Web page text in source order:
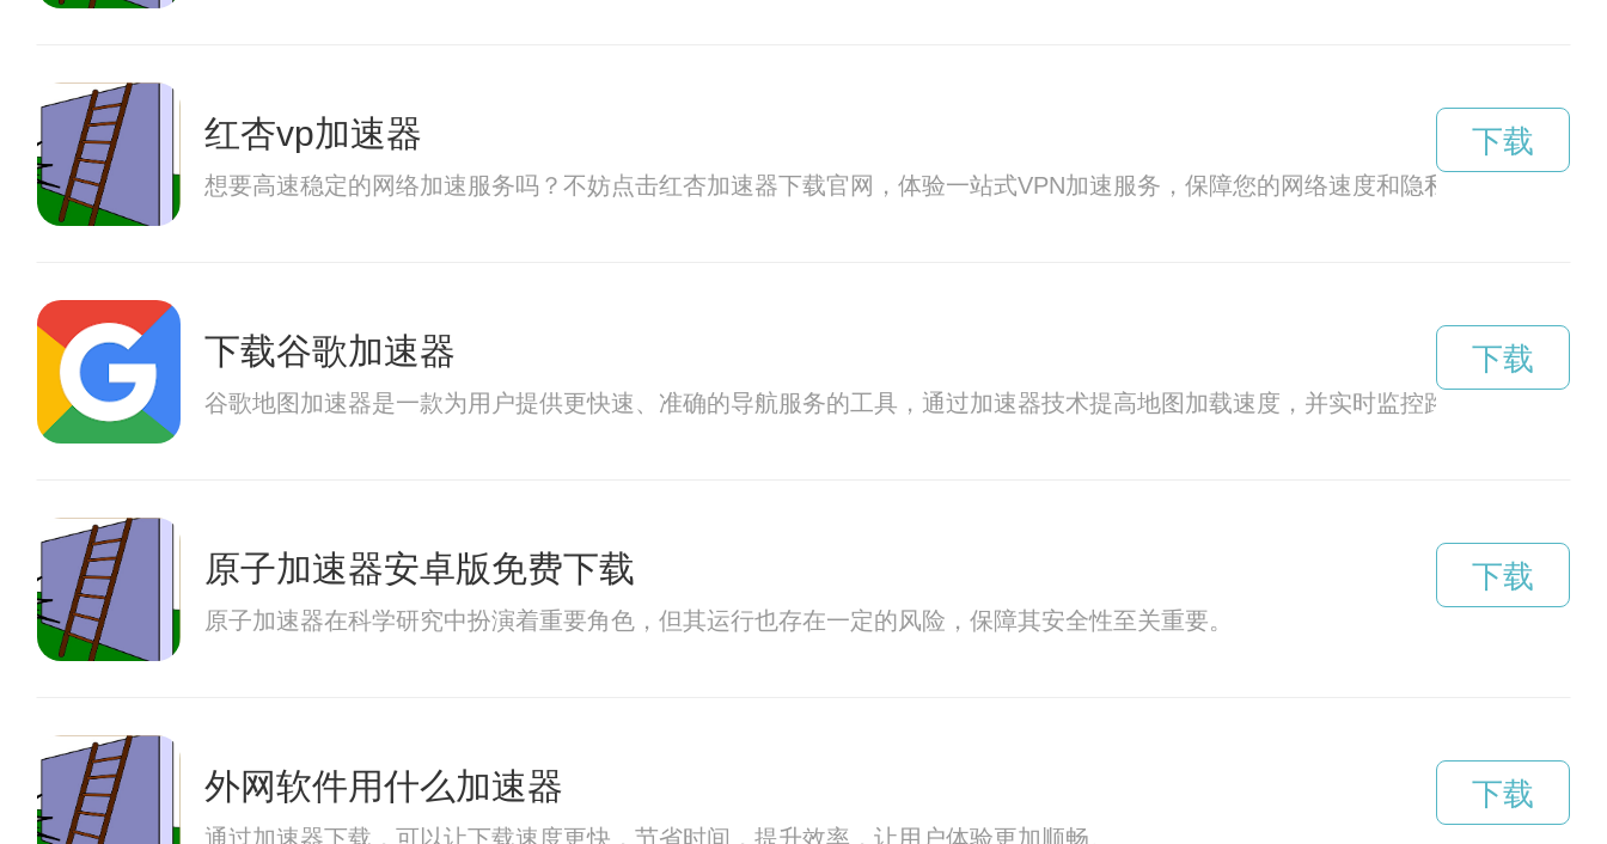
红杏vp加速器
想要高速稳定的网络加速服务吗？不妨点击红杏加速器下载官网，体验一站式VPN加速服务，保障您的网络速度和隐私安全。
下载
下载谷歌加速器
谷歌地图加速器是一款为用户提供更快速、准确的导航服务的工具，通过加速器技术提高地图加载速度，并实时监控路况信息，帮助
下载
原子加速器安卓版免费下载
原子加速器在科学研究中扮演着重要角色，但其运行也存在一定的风险，保障其安全性至关重要。
下载
外网软件用什么加速器
通过加速器下载，可以让下载速度更快，节省时间，提升效率，让用户体验更加顺畅。
下载